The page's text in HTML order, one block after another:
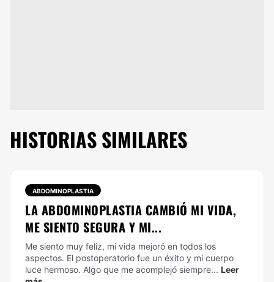
HISTORIAS SIMILARES
ABDOMINOPLASTIA
LA ABDOMINOPLASTIA CAMBIÓ MI VIDA,
ME SIENTO SEGURA Y MI...
Me siento muy feliz, mi vida mejoró en todos los
aspectos. El postoperatorio fue un éxito y mi cuerpo
luce hermoso. Algo que me acomplejó siempre... Leer